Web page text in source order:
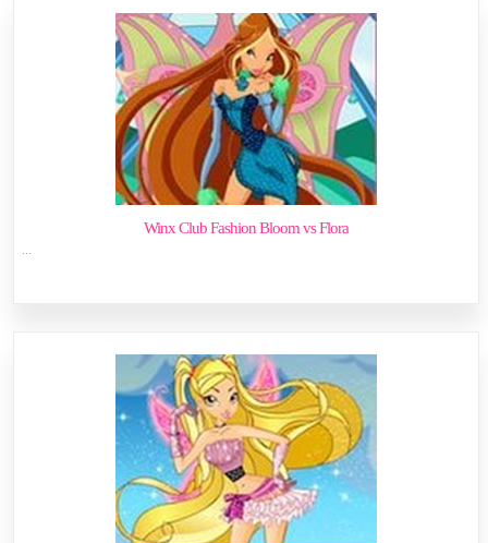
Winx Club Fashion Bloom vs Flora